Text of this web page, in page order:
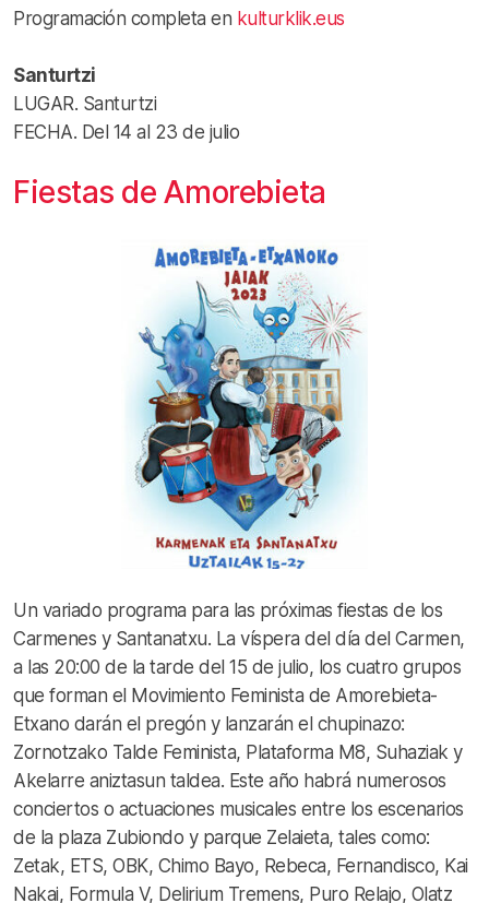
Programación completa en kulturklik.eus
Santurtzi
LUGAR. Santurtzi
FECHA. Del 14 al 23 de julio
Fiestas de Amorebieta
Un variado programa para las próximas fiestas de los
Carmenes y Santanatxu. La víspera del día del Carmen,
a las 20:00 de la tarde del 15 de julio, los cuatro grupos
que forman el Movimiento Feminista de Amorebieta-
Etxano darán el pregón y lanzarán el chupinazo:
Zornotzako Talde Feminista, Plataforma M8, Suhaziak y
Akelarre aniztasun taldea. Este año habrá numerosos
conciertos o actuaciones musicales entre los escenarios
de la plaza Zubiondo y parque Zelaieta, tales como:
Zetak, ETS, OBK, Chimo Bayo, Rebeca, Fernandisco, Kai
Nakai, Formula V, Delirium Tremens, Puro Relajo, Olatz